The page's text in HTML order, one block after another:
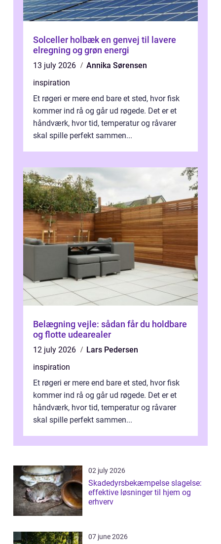
Solceller holbæk en genvej til lavere
elregning og grøn energi
13 july 2026
Annika Sørensen
inspiration
Et røgeri er mere end bare et sted, hvor fisk
kommer ind rå og går ud røgede. Det er et
håndværk, hvor tid, temperatur og råvarer
skal spille perfekt sammen...
Belægning vejle: sådan får du holdbare
og flotte udearealer
12 july 2026
Lars Pedersen
inspiration
Et røgeri er mere end bare et sted, hvor fisk
kommer ind rå og går ud røgede. Det er et
håndværk, hvor tid, temperatur og råvarer
skal spille perfekt sammen...
02 july 2026
Skadedyrsbekæmpelse slagelse:
effektive løsninger til hjem og
erhverv
07 june 2026